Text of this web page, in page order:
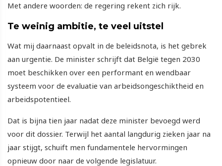
Met andere woorden: de regering rekent zich rijk.
Te weinig ambitie, te veel uitstel
Wat mij daarnaast opvalt in de beleidsnota, is het gebrek
aan urgentie. De minister schrijft dat België tegen 2030
moet beschikken over een performant en wendbaar
systeem voor de evaluatie van arbeidsongeschiktheid en
arbeidspotentieel.
Dat is bijna tien jaar nadat deze minister bevoegd werd
voor dit dossier. Terwijl het aantal langdurig zieken jaar na
jaar stijgt, schuift men fundamentele hervormingen
opnieuw door naar de volgende legislatuur.